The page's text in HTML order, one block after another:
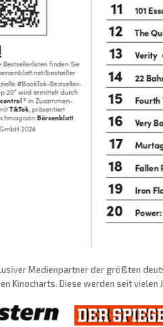
Medienpartner der größten
Kinocharts. Diese werden seit